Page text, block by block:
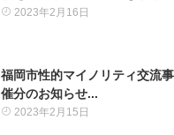
2023年2月16日
福岡市性的マイノリティ交流
催分のお知らせ...
2023年2月15日